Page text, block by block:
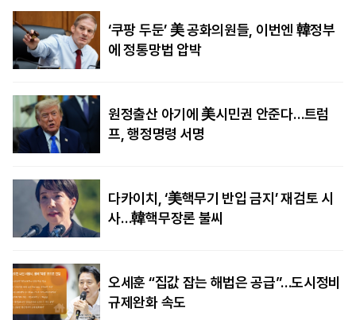
‘쿠팡 두둔’ 美 공화의원들, 이번엔 韓정부
에 정통망법 압박
원정출산 아기에 美시민권 안준다…트럼
프, 행정명령 서명
다카이치, ‘美핵무기 반입 금지’ 재검토 시
사…韓핵무장론 불씨
오세훈 “집값 잡는 해법은 공급”…도시정비
규제완화 속도